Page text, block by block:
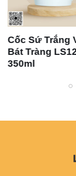
Trắng Vát
LS125